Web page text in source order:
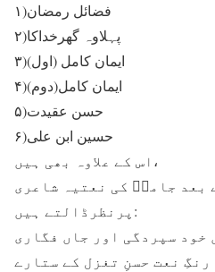
۱)فضائل رمضان
۲)پہلاوہ گھرخداکا
۳)ایمان کامل (اول)
۴)ایمان کامل(دوم)
۵)حسن عقیدت
۶)حسین ابن علی
اس کے علاوہ بھی ہیں،
بعد جامیؔ کی نعتیہ شاعری
پرنظرڈالتے ہیں:
خود سپردگی اور جاں فگاری
رنگِ نعت حسنِ تغزل کے ستارے